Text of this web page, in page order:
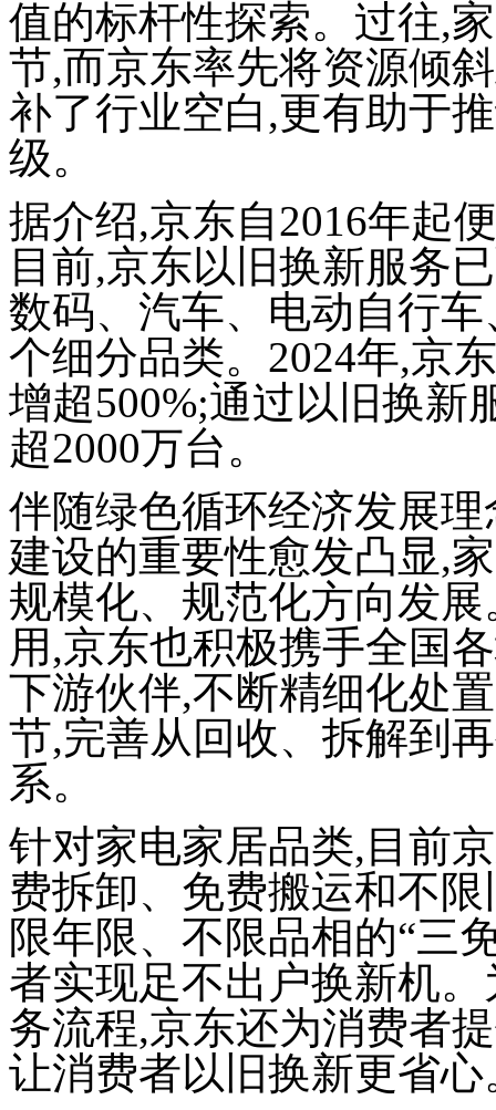
值的标杆性探索。过往,
节,而京东率先将资源倾
补了行业空白 ,更有助于
级。
据介绍,京东自2016年起
目前,京东以旧换新服务
数码、汽车、电动自行
个细分品类。2024年,京
增超500%;通过以旧换新
超2000万台。
伴随绿色循环经济发展理
建设的重要性愈发凸显,
规模化、规范化方向发
用,京东也积极携手全国
下游伙伴,不断精细化处
节,完善从回收、拆解到
系。
针对家电家居品类, 目前
费拆卸、免费搬运和不限
限年限、 不限品相的“三
者实现足不出户换新机。
务流程,京东还为消费者
让消费者以旧换新更省心